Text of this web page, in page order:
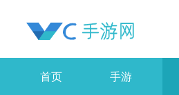
首页 手游